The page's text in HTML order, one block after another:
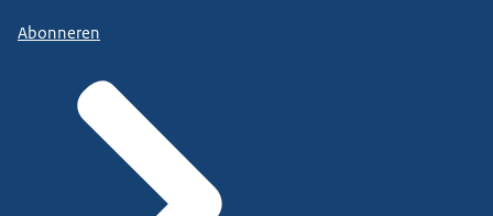
Abonneren